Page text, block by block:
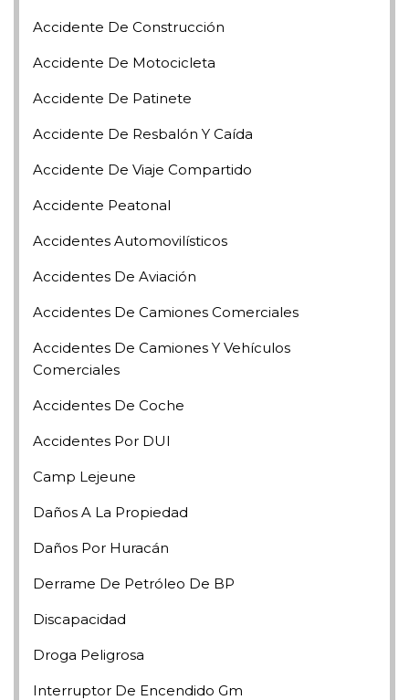
Accidente De Construcción
Accidente De Motocicleta
Accidente De Patinete
Accidente De Resbalón Y Caída
Accidente De Viaje Compartido
Accidente Peatonal
Accidentes Automovilísticos
Accidentes De Aviación
Accidentes De Camiones Comerciales
Accidentes De Camiones Y Vehículos
Comerciales
Accidentes De Coche
Accidentes Por DUI
Camp Lejeune
Daños A La Propiedad
Daños Por Huracán
Derrame De Petróleo De BP
Discapacidad
Droga Peligrosa
Interruptor De Encendido Gm